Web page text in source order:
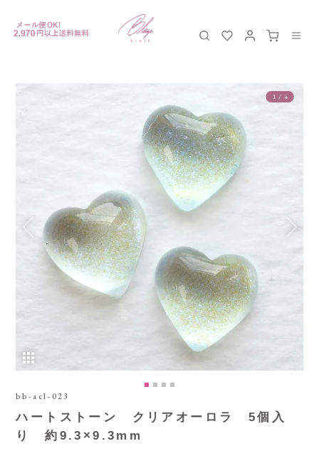
1 / 4
bb-acl-023
ハートストーン クリアオーロラ 5個入
り 約9.3×9.3mm